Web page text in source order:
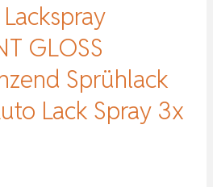
GLOSS
Sprühlack
Lack Spray 3x